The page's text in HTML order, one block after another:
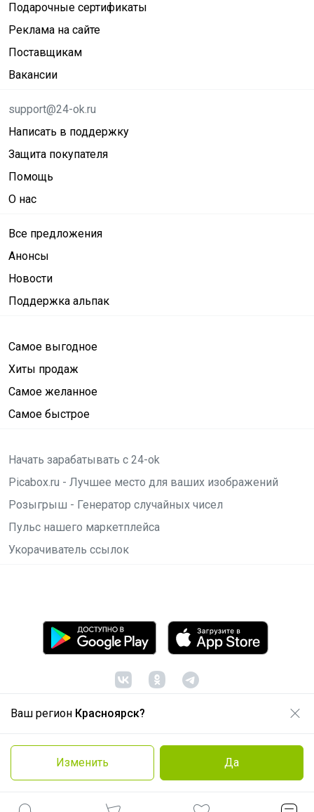
Ваш регион Красноярск?
Изменить Да
Подарочные сертификаты
Реклама на сайте
Поставщикам
Вакансии
support@24-ok.ru
Написать в поддержку
Защита покупателя
Помощь
О нас
Все предложения
Анонсы
Новости
Поддержка альпак
Самое выгодное
Хиты продаж
Самое желанное
Самое быстрое
Начать зарабатывать с 24-ok
Picabox.ru - Лучшее место для ваших изображений
Розыгрыш - Генератор случайных чисел
Пульс нашего маркетплейса
Укорачиватель ссылок
© ООО "Лявита", ОГРН 1122468054070, 2012 -2026
Политика конфиденциальности
Cоглашение пользователя